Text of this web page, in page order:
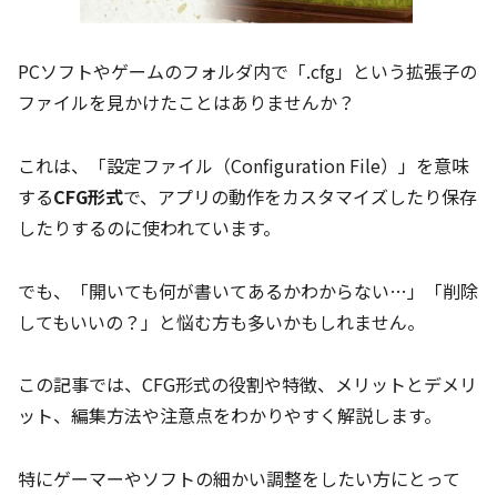
PCソフトやゲームのフォルダ内で「.cfg」という拡張子の
ファイルを見かけたことはありませんか？
これは、「設定ファイル（Configuration File）」を意味
するCFG形式で、アプリの動作をカスタマイズしたり保存
したりするのに使われています。
でも、「開いても何が書いてあるかわからない…」「削除
してもいいの？」と悩む方も多いかもしれません。
この記事では、CFG形式の役割や特徴、メリットとデメリ
ット、編集方法や注意点をわかりやすく解説します。
特にゲーマーやソフトの細かい調整をしたい方にとって